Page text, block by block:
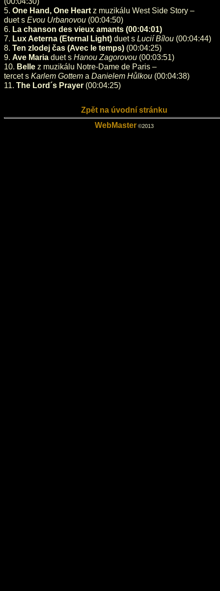
5. One Hand, One Heart z muzikálu West Side Story –
duet s Evou Urbanovou (00:04:50)
6. La chanson des vieux amants (00:04:01)
7. Lux Aeterna (Eternal Light) duet s Lucií Bílou (00:04:44)
8. Ten zlodej čas (Avec le temps) (00:04:25)
9. Ave Maria duet s Hanou Zagorovou (00:03:51)
10. Belle z muzikálu Notre-Dame de Paris –
tercet s Karlem Gottem a Danielem Hůlkou (00:04:38)
11. The Lord´s Prayer (00:04:25)
Zpět na úvodní stránku
WebMaster ©2013